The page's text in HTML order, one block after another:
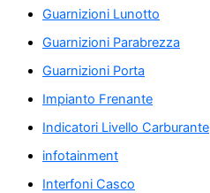
Guarnizioni Lunotto
Guarnizioni Parabrezza
Guarnizioni Porta
Impianto Frenante
Indicatori Livello Carburante
infotainment
Interfoni Casco